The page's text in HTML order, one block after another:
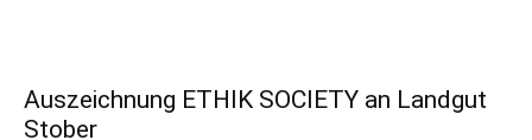
Auszeichnung ETHIK SOCIETY an Landgut
Stober